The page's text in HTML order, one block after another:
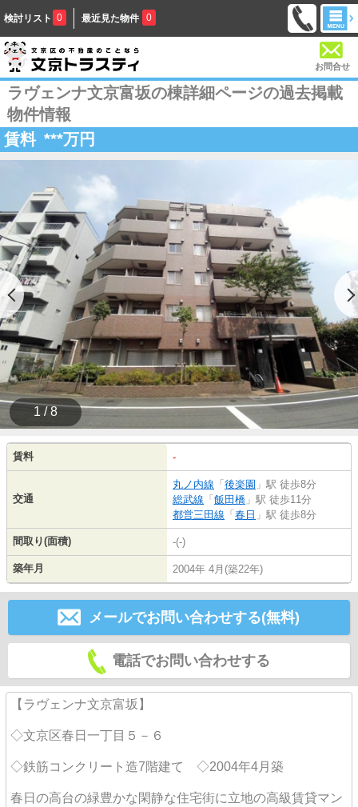
検討リスト 0 最近見た物件 0
お問合せ
ラヴェンナ文京富坂の棟詳細ページの過去掲載
物件情報
賃料 ***万円
1 / 8
賃料 -
交通
丸ノ内線 「 後楽園 」駅 徒歩8分
総武線 「 飯田橋 」駅 徒歩11分
都営三田線 「 春日 」駅 徒歩8分
間取り(面積) -(-)
築年月 2004年 4月(築22年)
メールでお問い合わせする(無料)
電話でお問い合わせする
【ラヴェンナ文京富坂】
◇文京区春日一丁目５－６
◇鉄筋コンクリート造7階建て ◇2004年4月築
春日の高台の緑豊かな閑静な住宅街に立地の高級賃貸マン